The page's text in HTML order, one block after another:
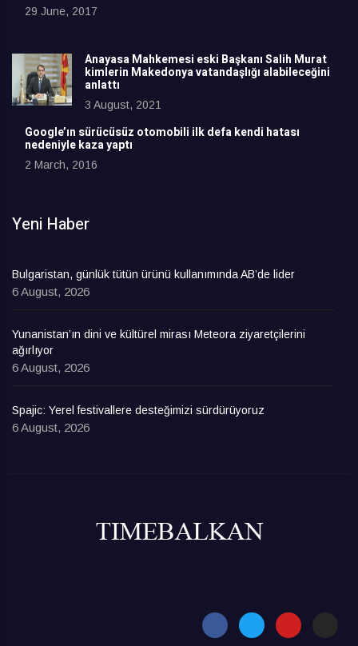
29 June, 2017
Anayasa Mahkemesi eski Başkanı Salih Murat
kimlerin Makedonya vatandaşlığı alabileceğini
anlattı
3 August, 2021
Google’ın sürücüsüz otomobili ilk defa kendi hatası
nedeniyle kaza yaptı
2 March, 2016
Yeni Haber
Bulgaristan, günlük tütün ürünü kullanımında AB’de lider
6 August, 2026
Yunanistan’ın dini ve kültürel mirası Meteora ziyaretçilerini
ağırlıyor
6 August, 2026
Spajic: Yerel festivallere desteğimizi sürdürüyoruz
6 August, 2026